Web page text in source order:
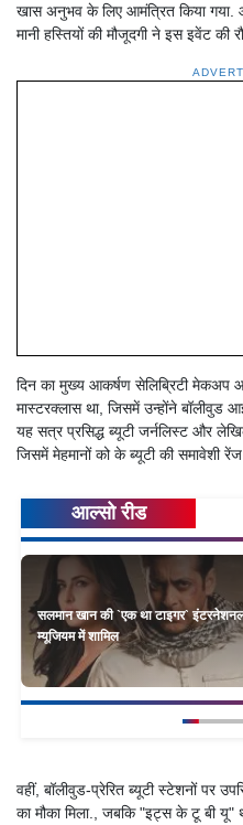
खास अनुभव के लिए आमंत्रित किया गया.
मानी हस्तियों की मौजूदगी ने इस इवेंट की
दिन का मुख्य आकर्षण सेलिब्रिटी मेकअप
मास्टरक्लास था, जिसमें उन्होंने बॉलीवुड
यह सत्र प्रसिद्ध ब्यूटी जर्नलिस्ट और
जिसमें मेहमानों को के ब्यूटी की समावेशी
आल्सो रीड
सलमान खान की `एक था टाइगर`
म्यूजियम में शामिल
वहीं, बॉलीवुड-प्रेरित ब्यूटी स्टेशनों पर
का मौका मिला., जबकि "इट्स के टू बी यू"